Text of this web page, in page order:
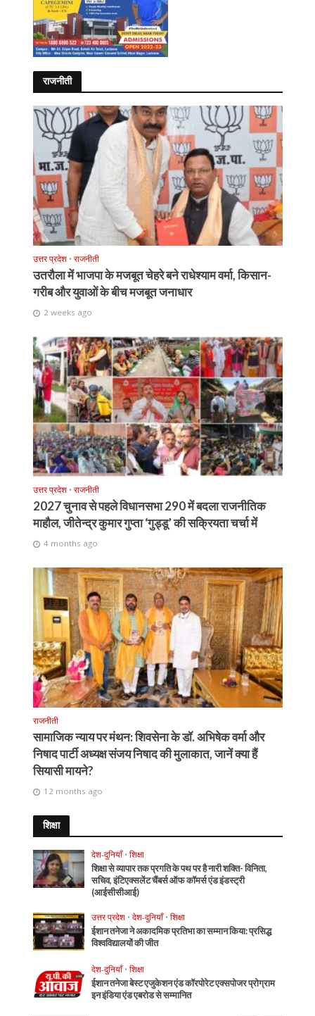
राजनीती
उत्तर प्रदेश • राजनीती
उतरौला में भाजपा के मजबूत चेहरे बने राधेश्याम वर्मा, किसान-
गरीब और युवाओं के बीच मजबूत जनाधार
2 weeks ago
उत्तर प्रदेश • राजनीती
2027 चुनाव से पहले विधानसभा 290 में बदला राजनीतिक
माहौल, जीतेन्द्र कुमार गुप्ता ‘गुड्डू’ की सक्रियता चर्चा में
4 months ago
राजनीती
सामाजिक न्याय पर मंथन: शिवसेना के डॉ. अभिषेक वर्मा और
निषाद पार्टी अध्यक्ष संजय निषाद की मुलाकात, जानें क्या हैं
सियासी मायने?
12 months ago
शिक्षा
देश-दुनियाँ • शिक्षा
शिक्षा से व्यापार तक प्रगति के पथ पर है नारी शक्ति- विनिता,
सचिव, इंटिएक्सलेंट चैंबर्स ऑफ कॉमर्स एंड इंडस्ट्री
(आईसीसीआई)
उत्तर प्रदेश • देश-दुनियाँ • शिक्षा
ईशान तनेजा ने अकादमिक प्रतिभा का सम्मान किया: प्रसिद्ध
विश्वविद्यालयों की जीत
देश-दुनियाँ • शिक्षा
ईशान तनेजा बेस्ट एजुकेशन एंड कॉरपोरेट एक्सपोजर प्रोग्राम
इन इंडिया एंड एबरोड से सम्मानित